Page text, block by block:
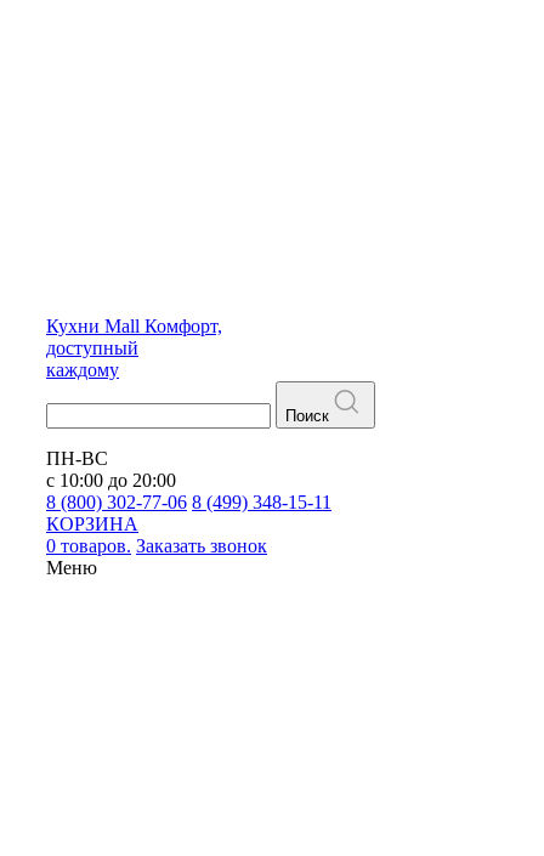
Кухни Mall Комфорт,
доступный
каждому
Поиск
ПН-ВС
с 10:00 до 20:00
8 (800) 302-77-06 8 (499) 348-15-11
КОРЗИНА
0 товаров. Заказать звонок
Меню